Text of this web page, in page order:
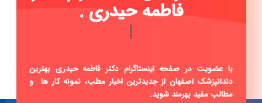
فاط
|
با عضویت در صفحه اینستاگرام دکتر فاطمه حیدری بهترین
دندانپزشک اصفهان از جدیدترین اخبار مطب، نمونه کار ها و
مطالب مفید بهرمند شوید.